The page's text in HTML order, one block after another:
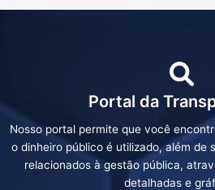
Portal da
Nosso portal permite que você
o dinheiro público é utilizado, além de
relacionados à gestão pública,
detalhadas e